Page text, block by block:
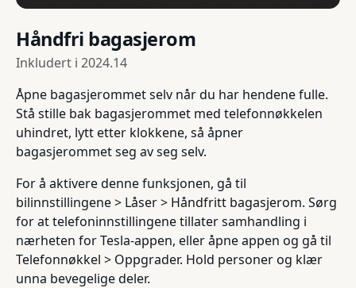
Håndfri bagasjerom
Inkludert i 2024.14
Åpne bagasjerommet selv når du har hendene fulle.
Stå stille bak bagasjerommet med telefonnøkkelen
uhindret, lytt etter klokkene, så åpner
bagasjerommet seg av seg selv.
For å aktivere denne funksjonen, gå til
bilinnstillingene > Låser > Håndfritt bagasjerom. Sørg
for at telefoninnstillingene tillater samhandling i
nærheten for Tesla-appen, eller åpne appen og gå til
Telefonnøkkel > Oppgrader. Hold personer og klær
unna bevegelige deler.